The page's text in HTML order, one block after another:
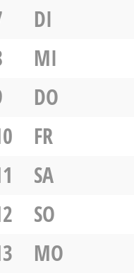
DI
MI
DO
FR
SA
SO
MO